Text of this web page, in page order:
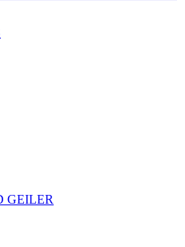
GEILER